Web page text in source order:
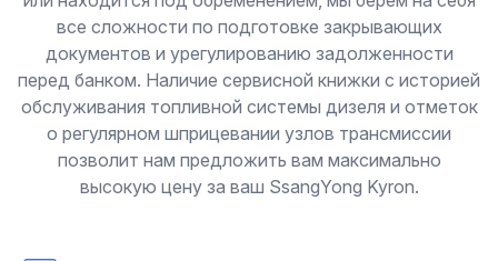
все сложности по подготовке закрывающих
документов и урегулированию задолженности
перед банком. Наличие сервисной книжки с историей
обслуживания топливной системы дизеля и отметок
о регулярном шприцевании узлов трансмиссии
позволит нам предложить вам максимально
высокую цену за ваш SsangYong Kyron.